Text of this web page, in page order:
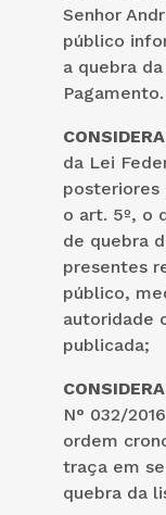
Senhor
público
a quebra
Pagamento.
da Lei
o art. 5º, o
de quebra
presentes
público,
autoridade
publicada;
N° 032/
ordem
traça em
quebra da